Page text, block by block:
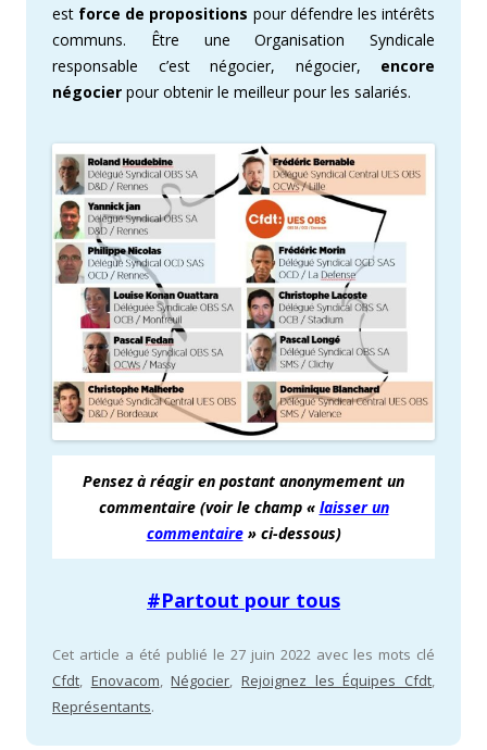
est force de propositions pour défendre les intérêts
communs. Être une Organisation Syndicale
responsable c’est négocier, négocier, encore
négocier pour obtenir le meilleur pour les salariés.
Pensez à réagiren postant anonymement un
commentaire (voir le champ « laisser un
commentaire» ci-dessous)
#Partout pour tous
Cet article a été publié le 27 juin 2022 avec les mots clé
Cfdt, Enovacom,Négocier,Rejoignez les Équipes Cfdt,
Représentants.